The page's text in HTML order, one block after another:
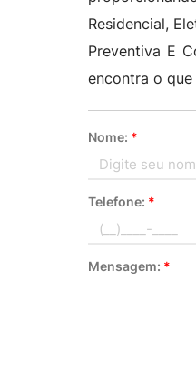
Residencial,
Preventiva E
encontra o
Nome: *
Telefone: *
Mensagem: *